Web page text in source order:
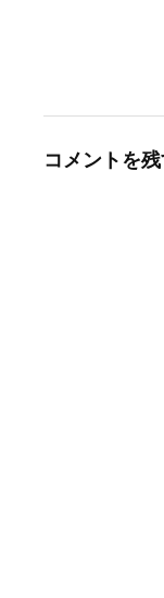
コメントを